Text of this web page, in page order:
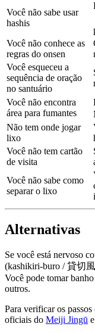
Você não sabe usar
hashis
Você não conhece as
regras do onsen
Você esqueceu a
sequência de oração
no santuário
Você não encontra
área para fumantes
Não tem onde jogar
lixo
Você não tem cartão
de visita
Você não sabe como
separar o lixo
Alternativas
Se você está nervoso
(kashikiri-buro / 貸切
Você pode tomar
outros.
Para verificar os
oficiais do Meiji Jingū